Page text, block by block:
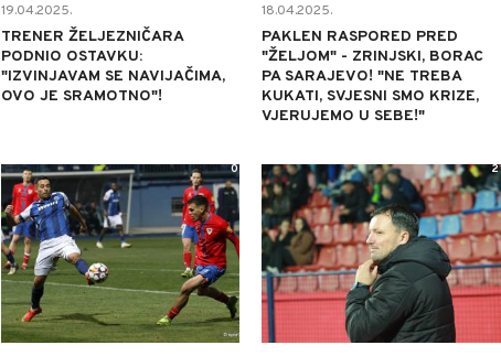
19.04.2025.
TRENER ŽELJEZNIČARA
PODNIO OSTAVKU:
"IZVINJAVAM SE NAVIJAČIMA,
OVO JE SRAMOTNO"!
18.04.2025.
PAKLEN RASPORED PRED
"ŽELJOM" - ZRINJSKI, BORAC
PA SARAJEVO! "NE TREBA
KUKATI, SVJESNI SMO KRIZE,
VJERUJEMO U SEBE!"
0 2